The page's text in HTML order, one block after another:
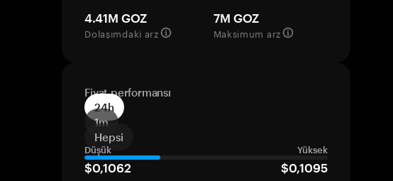
4.41M GOZ
Dolaşımdaki arz
7M GOZ
Maksimum arz
Fiyat performansı
24h
1m
Hepsi
Düşük Yüksek
$0,1062 $0,1095